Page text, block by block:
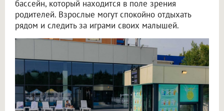
бассейн, который находится в поле зрения
родителей. Взрослые могут спокойно отдыхать
рядом и следить за играми своих малышей.